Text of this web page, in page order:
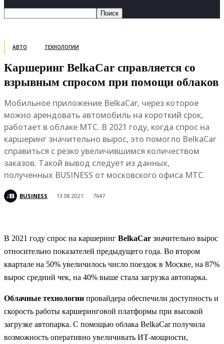
АВТО ТЕХНОЛОГИИ
Каршеринг BelkaCar справляется со
взрывным спросом при помощи облаков
Мобильное приложение BelkaCar, через которое
можно арендовать автомобиль на короткий срок,
работает в облаке МТС. В 2021 году, когда спрос на
каршеринг значительно вырос, это помогло BelkaCar
справиться с резко увеличившимся количеством
заказов. Такой вывод следует из данных,
полученных BUSINESS от московского офиса МТС.
BUSINESS 13.08.2021 7647
В 2021 году спрос на каршеринг BelkaCar значительно вырос
относительно показателей предыдущего года. Во втором
квартале на 50% увеличилось число поездок в Москве, на 87%
вырос средний чек, на 40% выше стала загрузка автопарка.
Облачные технологии провайдера обеспечили доступность и
скорость работы каршеринговой платформы при высокой
загрузке автопарка. С помощью облака BelkaCar получила
возможность оперативно увеличивать ИТ-мощности,